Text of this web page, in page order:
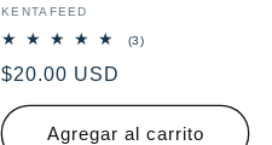
Proveedor:
KENTAFEED
(3)3
Precio
habitual
$20.00 USD
Agregar al carrito